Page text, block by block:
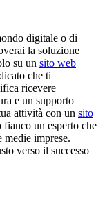
digitale o di
la soluzione
su un sito web
che ti
ricevere
e un supporto
attività con un sito
un esperto che
medie imprese.
verso il successo